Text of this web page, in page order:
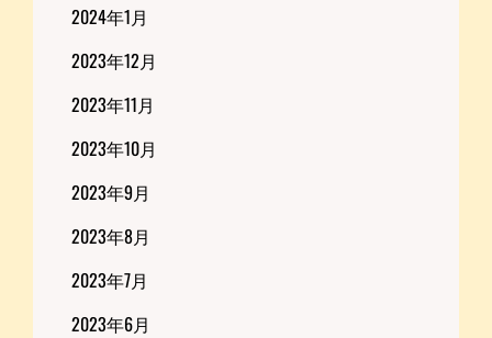
2024年1月
2023年12月
2023年11月
2023年10月
2023年9月
2023年8月
2023年7月
2023年6月